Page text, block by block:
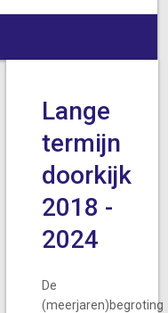
Lange
termijn
doorkijk
2018 -
2024
De
(meerjaren)begroting